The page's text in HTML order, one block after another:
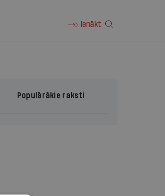
Ienākt
Populārākie raksti